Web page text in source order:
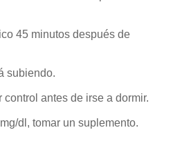
45 minutos después de
subiendo.
antes de irse a dormir.
dl, tomar un suplemento.